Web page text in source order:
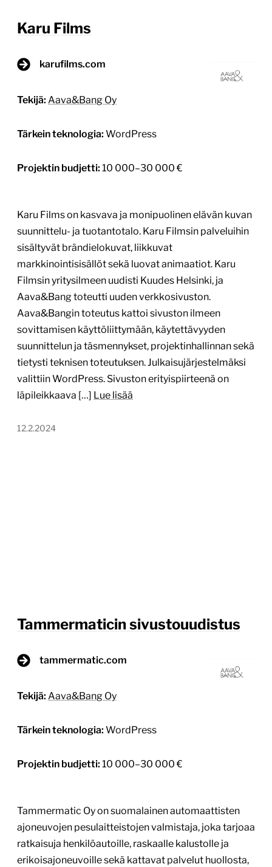
Karu Films
karufilms.com
Tekijä: Aava&Bang Oy
Tärkein teknologia: WordPress
Projektin budjetti: 10 000–30 000 €
Karu Films on kasvava ja monipuolinen elävän kuvan
suunnittelu- ja tuotantotalo. Karu Filmsin palveluihin
sisältyvät brändielokuvat, liikkuvat
markkinointisisällöt sekä luovat animaatiot. Karu
Filmsin yritysilmeen uudisti Kuudes Helsinki, ja
Aava&Bang toteutti uuden verkkosivuston.
Aava&Bangin toteutus kattoi sivuston ilmeen
sovittamisen käyttöliittymään, käytettävyyden
suunnittelun ja täsmennykset, projektinhallinnan sekä
tietysti teknisen toteutuksen. Julkaisujärjestelmäksi
valittiin WordPress. Sivuston erityispiirteenä on
läpileikkaava […] Lue lisää
12.2.2024
Tammermaticin sivustouudistus
tammermatic.com
Tekijä: Aava&Bang Oy
Tärkein teknologia: WordPress
Projektin budjetti: 10 000–30 000 €
Tammermatic Oy on suomalainen automaattisten
ajoneuvojen pesulaitteistojen valmistaja, joka tarjoaa
ratkaisuja henkilöautoille, raskaalle kalustolle ja
erikoisajoneuvoille sekä kattavat palvelut huollosta,